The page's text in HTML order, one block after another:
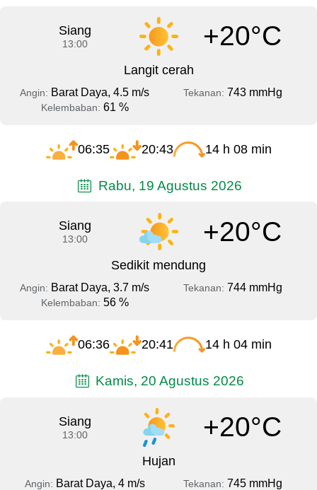
Siang
13:00 +20°C
Langit cerah
Angin: Barat Daya, 4.5 m/s Tekanan: 743 mmHg
Kelembaban: 61 %
06:35 20:43 14 h 08 min
Rabu, 19 Agustus 2026
Siang
13:00 +20°C
Sedikit mendung
Angin: Barat Daya, 3.7 m/s Tekanan: 744 mmHg
Kelembaban: 56 %
06:36 20:41 14 h 04 min
Kamis, 20 Agustus 2026
Siang
13:00 +20°C
Hujan
Angin: Barat Daya, 4 m/s Tekanan: 745 mmHg